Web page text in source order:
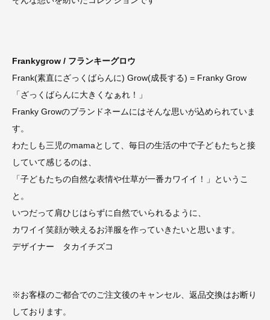
Frankygrow / フランキーグロウ
Frank(素直にざっくばらんに) Grow(成長する) = Franky Grow
「ざっくばらんに大きくなぁれ！」
Franky Growのブランドネームにはそんな思いが込められていま
す。
わたしも三児のmamaとして、毎日の生活の中で子どもたちと接
していて感じるのは、
「子どもたちの自然な表情や仕草が一番カワイイ！」というこ
と。
いつだって肩ひじはらずに自然でいられるように、
カワイイ笑顔が映えるお洋服を作っていきたいと思います。
デザイナー タカイチズコ
※お客様のご都合でのご注文後のキャンセル、返品交換はお断り
しております。